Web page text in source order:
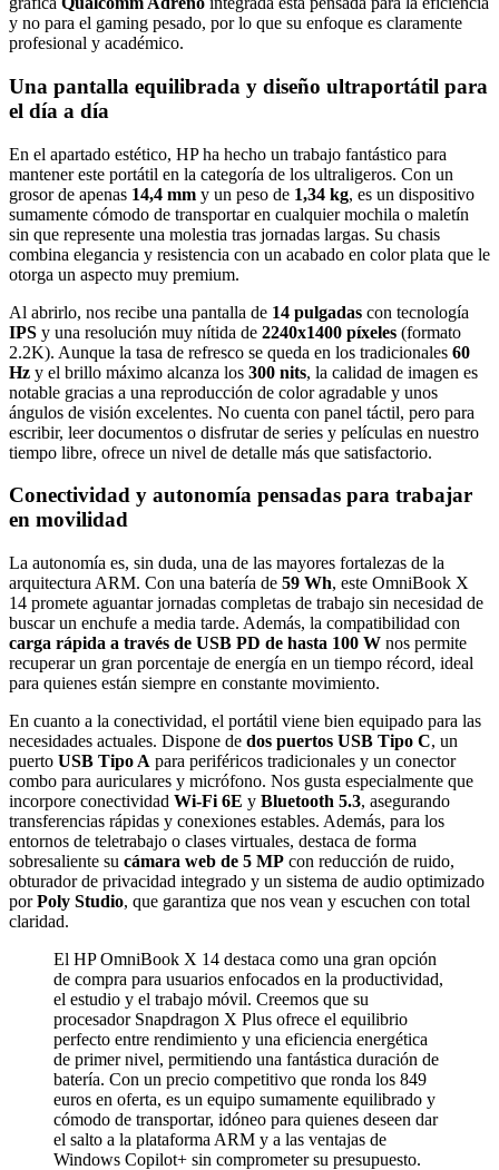
y no para el gaming pesado, por lo que su enfoque es claramente
profesional y académico.
Una pantalla equilibrada y diseño ultraportátil para
el día a día
En el apartado estético, HP ha hecho un trabajo fantástico para
mantener este portátil en la categoría de los ultraligeros. Con un
grosor de apenas 14,4 mm y un peso de 1,34 kg, es un dispositivo
sumamente cómodo de transportar en cualquier mochila o maletín
sin que represente una molestia tras jornadas largas. Su chasis
combina elegancia y resistencia con un acabado en color plata que le
otorga un aspecto muy premium.
Al abrirlo, nos recibe una pantalla de 14 pulgadas con tecnología
IPS y una resolución muy nítida de 2240x1400 píxeles (formato
2.2K). Aunque la tasa de refresco se queda en los tradicionales 60
Hz y el brillo máximo alcanza los 300 nits, la calidad de imagen es
notable gracias a una reproducción de color agradable y unos
ángulos de visión excelentes. No cuenta con panel táctil, pero para
escribir, leer documentos o disfrutar de series y películas en nuestro
tiempo libre, ofrece un nivel de detalle más que satisfactorio.
Conectividad y autonomía pensadas para trabajar
en movilidad
La autonomía es, sin duda, una de las mayores fortalezas de la
arquitectura ARM. Con una batería de 59 Wh, este OmniBook X
14 promete aguantar jornadas completas de trabajo sin necesidad de
buscar un enchufe a media tarde. Además, la compatibilidad con
carga rápida a través de USB PD de hasta 100 W nos permite
recuperar un gran porcentaje de energía en un tiempo récord, ideal
para quienes están siempre en constante movimiento.
En cuanto a la conectividad, el portátil viene bien equipado para las
necesidades actuales. Dispone de dos puertos USB Tipo C, un
puerto USB Tipo A para periféricos tradicionales y un conector
combo para auriculares y micrófono. Nos gusta especialmente que
incorpore conectividad Wi-Fi 6E y Bluetooth 5.3, asegurando
transferencias rápidas y conexiones estables. Además, para los
entornos de teletrabajo o clases virtuales, destaca de forma
sobresaliente su cámara web de 5 MP con reducción de ruido,
obturador de privacidad integrado y un sistema de audio optimizado
porPoly Studio, que garantiza que nos vean y escuchen con total
claridad.
El HP OmniBook X 14 destaca como una gran opción
de compra para usuarios enfocados en la productividad,
el estudio y el trabajo móvil. Creemos que su
procesador Snapdragon X Plus ofrece el equilibrio
perfecto entre rendimiento y una eficiencia energética
de primer nivel, permitiendo una fantástica duración de
batería. Con un precio competitivo que ronda los 849
euros en oferta, es un equipo sumamente equilibrado y
cómodo de transportar, idóneo para quienes deseen dar
el salto a la plataforma ARM y a las ventajas de
Windows Copilot+ sin comprometer su presupuesto.